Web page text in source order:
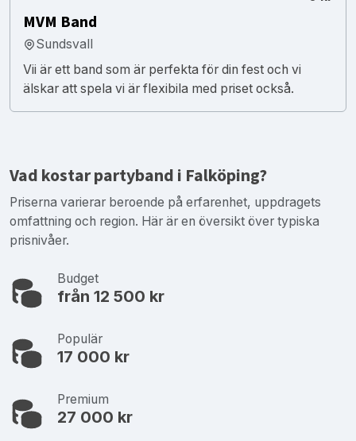
MVM Band
Sundsvall
Vii är ett band som är perfekta för din fest och vi
älskar att spela vi är flexibila med priset också.
Vad kostar partyband i Falköping?
Priserna varierar beroende på erfarenhet, uppdragets
omfattning och region. Här är en översikt över typiska
prisnivåer.
Budget
från 12 500 kr
Populär
17 000 kr
Premium
27 000 kr